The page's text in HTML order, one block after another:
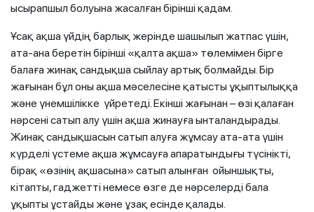
ысырапшыл болуына жасалған бірінші қадам.
Ұсақ ақша үйдің барлық жерінде шашылып жатпас үшін,
ата-ана беретін бірінші «қалта ақша» төлемімен бірге
балаға жинақ сандықша сыйлау артық болмайды. Бір
жағынан бұл оны ақша мәселесіне қатысты ұқыптылыққа
және үнемшілікке үйретеді. Екінші жағынан – өзі қалаған
нәрсені сатып алу үшін ақша жинауға ынталандырады.
Жинақ сандықшасын сатып алуға жұмсау ата-ата үшін
күрделі үстеме ақша жұмсауға апаратындығы түсінікті,
бірақ «өзінің ақшасына» сатып алынған ойыншықты,
кітапты, гаджетті немесе өзге де нәрселерді бала
ұқыпты ұстайды және ұзақ есінде қалады.